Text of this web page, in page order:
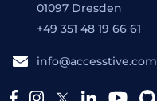
01097 Dresden
+49 351 48 19 66 61
info@accesstive.com